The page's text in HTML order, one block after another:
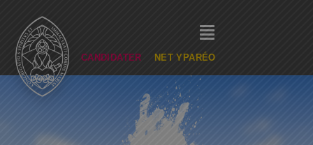
CANDIDATER NET YPARÉO